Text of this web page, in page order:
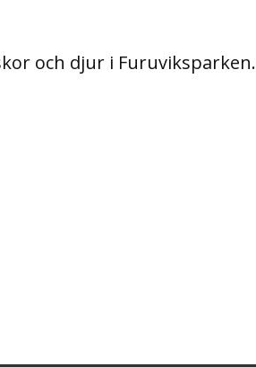
och djur i Furuviksparken.